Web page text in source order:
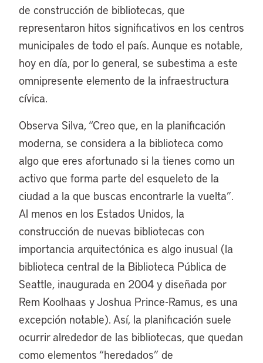
de construcción de bibliotecas, que
representaron hitos significativos en los centros
municipales de todo el país. Aunque es notable,
hoy en día, por lo general, se subestima a este
omnipresente elemento de la infraestructura
cívica.
Observa Silva, “Creo que, en la planificación
moderna, se considera a la biblioteca como
algo que eres afortunado si la tienes como un
activo que forma parte del esqueleto de la
ciudad a la que buscas encontrarle la vuelta”.
Al menos en los Estados Unidos, la
construcción de nuevas bibliotecas con
importancia arquitectónica es algo inusual (la
biblioteca central de la Biblioteca Pública de
Seattle, inaugurada en 2004 y diseñada por
Rem Koolhaas y Joshua Prince-Ramus, es una
excepción notable). Así, la planificación suele
ocurrir alrededor de las bibliotecas, que quedan
como elementos “heredados” de